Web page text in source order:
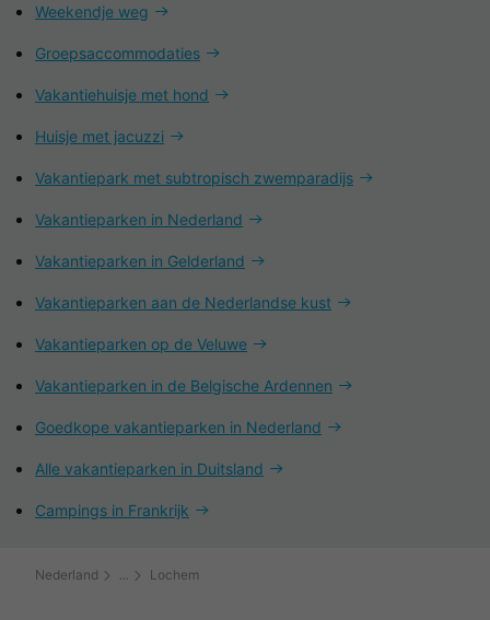
Weekendje weg
Groepsaccommodaties
Vakantiehuisje met hond
Huisje met jacuzzi
Vakantiepark met subtropisch zwemparadijs
Vakantieparken in Nederland
Vakantieparken in Gelderland
Vakantieparken aan de Nederlandse kust
Vakantieparken op de Veluwe
Vakantieparken in de Belgische Ardennen
Goedkope vakantieparken in Nederland
Alle vakantieparken in Duitsland
Campings in Frankrijk
Nederland Lochem